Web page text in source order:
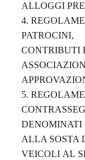
ALLOGGI
4.
PATROCINI,
CONTRIBUTI
5.
DENOMINATI
ALLA SOSTA
VEICOLI AL